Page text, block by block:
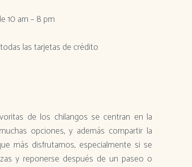
10 am – 8 pm
las tarjetas de crédito
de los chilangos se centran en la
opciones, y además compartir la
más disfrutamos, especialmente si se
y reponerse después de un paseo o